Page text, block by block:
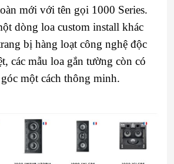
mới với tên gọi 1000 Series.
dòng loa custom install khác
bị hàng loạt công nghệ độc
các mẫu loa gắn tường còn có
một cách thông minh.